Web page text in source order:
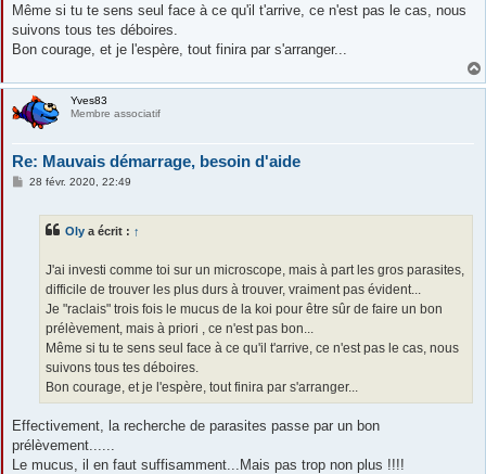
Même si tu te sens seul face à ce qu'il t'arrive, ce n'est pas le cas, nous
suivons tous tes déboires.
Bon courage, et je l'espère, tout finira par s'arranger...
Yves83
Membre associatif
Re: Mauvais démarrage, besoin d'aide
M28 févr. 2020, 22:49
Oly a écrit : ↑
J'ai investi comme toi sur un microscope, mais à part les gros parasites,
difficile de trouver les plus durs à trouver, vraiment pas évident...
Je "raclais" trois fois le mucus de la koi pour être sûr de faire un bon
prélèvement, mais à priori , ce n'est pas bon...
Même si tu te sens seul face à ce qu'il t'arrive, ce n'est pas le cas, nous
suivons tous tes déboires.
Bon courage, et je l'espère, tout finira par s'arranger...
Effectivement, la recherche de parasites passe par un bon
prélèvement......
Le mucus, il en faut suffisamment...Mais pas trop non plus !!!!